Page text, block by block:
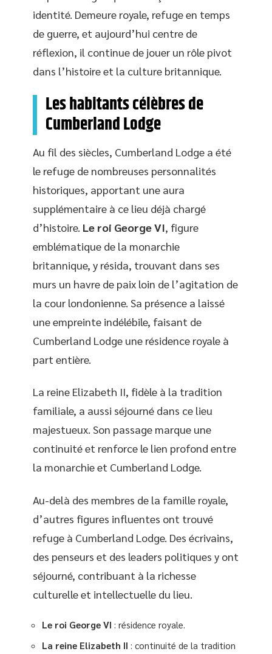
identité. Demeure royale, refuge en temps
de guerre, et aujourd’hui centre de
réflexion, il continue de jouer un rôle pivot
dans l’histoire et la culture britannique.
Les habitants célèbres de
Cumberland Lodge
Au fil des siècles, Cumberland Lodge a été
le refuge de nombreuses personnalités
historiques, apportant une aura
supplémentaire à ce lieu déjà chargé
d’histoire. Le roi George VI, figure
emblématique de la monarchie
britannique, y résida, trouvant dans ses
murs un havre de paix loin de l’agitation de
la cour londonienne. Sa présence a laissé
une empreinte indélébile, faisant de
Cumberland Lodge une résidence royale à
part entière.
La reine Elizabeth II, fidèle à la tradition
familiale, a aussi séjourné dans ce lieu
majestueux. Son passage marque une
continuité et renforce le lien profond entre
la monarchie et Cumberland Lodge.
Au-delà des membres de la famille royale,
d’autres figures influentes ont trouvé
refuge à Cumberland Lodge. Des écrivains,
des penseurs et des leaders politiques y ont
séjourné, contribuant à la richesse
culturelle et intellectuelle du lieu.
Le roi George VI : résidence royale.
La reine Elizabeth II : continuité de la tradition